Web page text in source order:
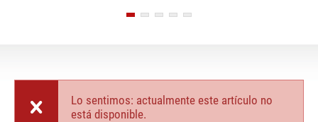
Lo sentimos: actualmente este artículo no
está disponible.